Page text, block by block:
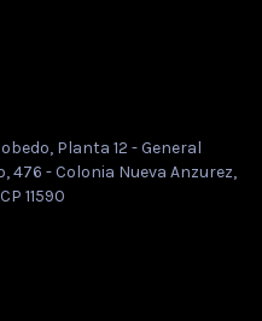
Planta 12 - General
476 - Colonia Nueva Anzurez,
11590